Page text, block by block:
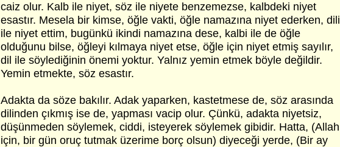
caiz olur. Kalb ile niyet, söz ile niyete benzemezse, kalbdeki niyet
esastır. Mesela bir kimse, öğle vakti, öğle namazına niyet ederken, dili
ile niyet ettim, bugünkü ikindi namazına dese, kalbi ile de öğle
olduğunu bilse, öğleyi kılmaya niyet etse, öğle için niyet etmiş sayılır,
dil ile söylediğinin önemi yoktur. Yalnız yemin etmek böyle değildir.
Yemin etmekte, söz esastır.
Adakta da söze bakılır. Adak yaparken, kastetmese de, söz arasında
dilinden çıkmış ise de, yapması vacip olur. Çünkü, adakta niyetsiz,
düşünmeden söylemek, ciddi, isteyerek söylemek gibidir. Hatta, (Allah
için, bir gün oruç tutmak üzerime borç olsun) diyeceği yerde, (Bir ay